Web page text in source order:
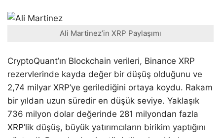
Ali Martinez’in XRP Paylaşımı
CryptoQuant’ın Blockchain verileri, Binance XRP
rezervlerinde kayda değer bir düşüş olduğunu ve
2,74 milyar XRP’ye gerilediğini ortaya koydu. Rakam
bir yıldan uzun süredir en düşük seviye. Yaklaşık
736 milyon dolar değerinde 281 milyondan fazla
XRP’lik düşüş, büyük yatırımcıların birikim yaptığını